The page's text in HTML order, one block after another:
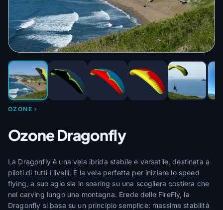
OZONE
Ozone Dragonfly
La Dragonfly è una vela ibrida stabile e versatile, destinata a
piloti di tutti i livelli. È la vela perfetta per iniziare lo speed
flying, a suo agio sia in soaring su una scogliera costiera che
nel carving lungo una montagna. Erede delle FireFly, la
Dragonfly si basa su un principio semplice: massima stabilità